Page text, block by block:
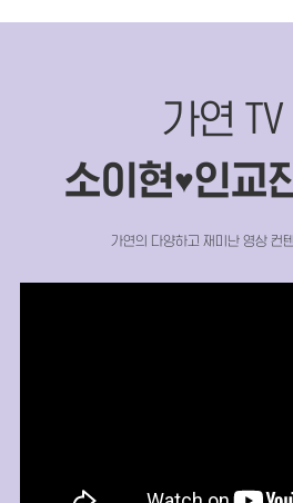
가연 TV
소이현♥인교
가연의 다양하고 재미난 영상 컨